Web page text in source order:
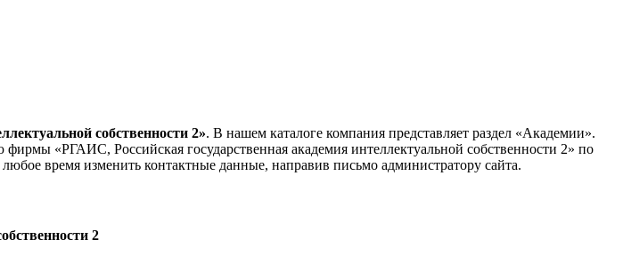
собственности 2». В нашем каталоге компания представляет раздел «Академии».
«РГАИС, Российская государственная академия интеллектуальной собственности 2» по
время изменить контактные данные, направив письмо администратору сайта.
2